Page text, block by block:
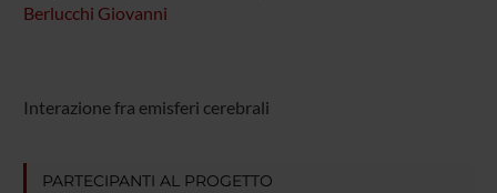
Berlucchi Giovanni
Interazione fra emisferi cerebrali
PARTECIPANTI AL PROGETTO